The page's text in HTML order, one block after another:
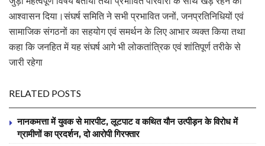
आश्वासन दिया।संघर्ष समिति ने सभी प्रभावित जनों, जनप्रतिनिधियों एवं
सामाजिक संगठनों का सहयोग एवं समर्थन के लिए आभार व्यक्त किया तथा
कहा कि जनहित में यह संघर्ष आगे भी लोकतांत्रिक एवं शांतिपूर्ण तरीके से
जारी रहेगा
RELATED POSTS
नानकमत्ता में युवक से मारपीट, लूटपाट व कथित यौन उत्पीड़न के विरोध में
ग्रामीणों का प्रदर्शन, दो आरोपी गिरफ्तार